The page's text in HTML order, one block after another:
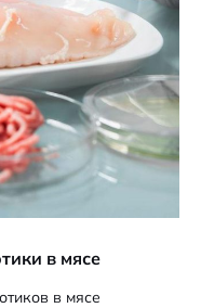
в мясе
в мясе